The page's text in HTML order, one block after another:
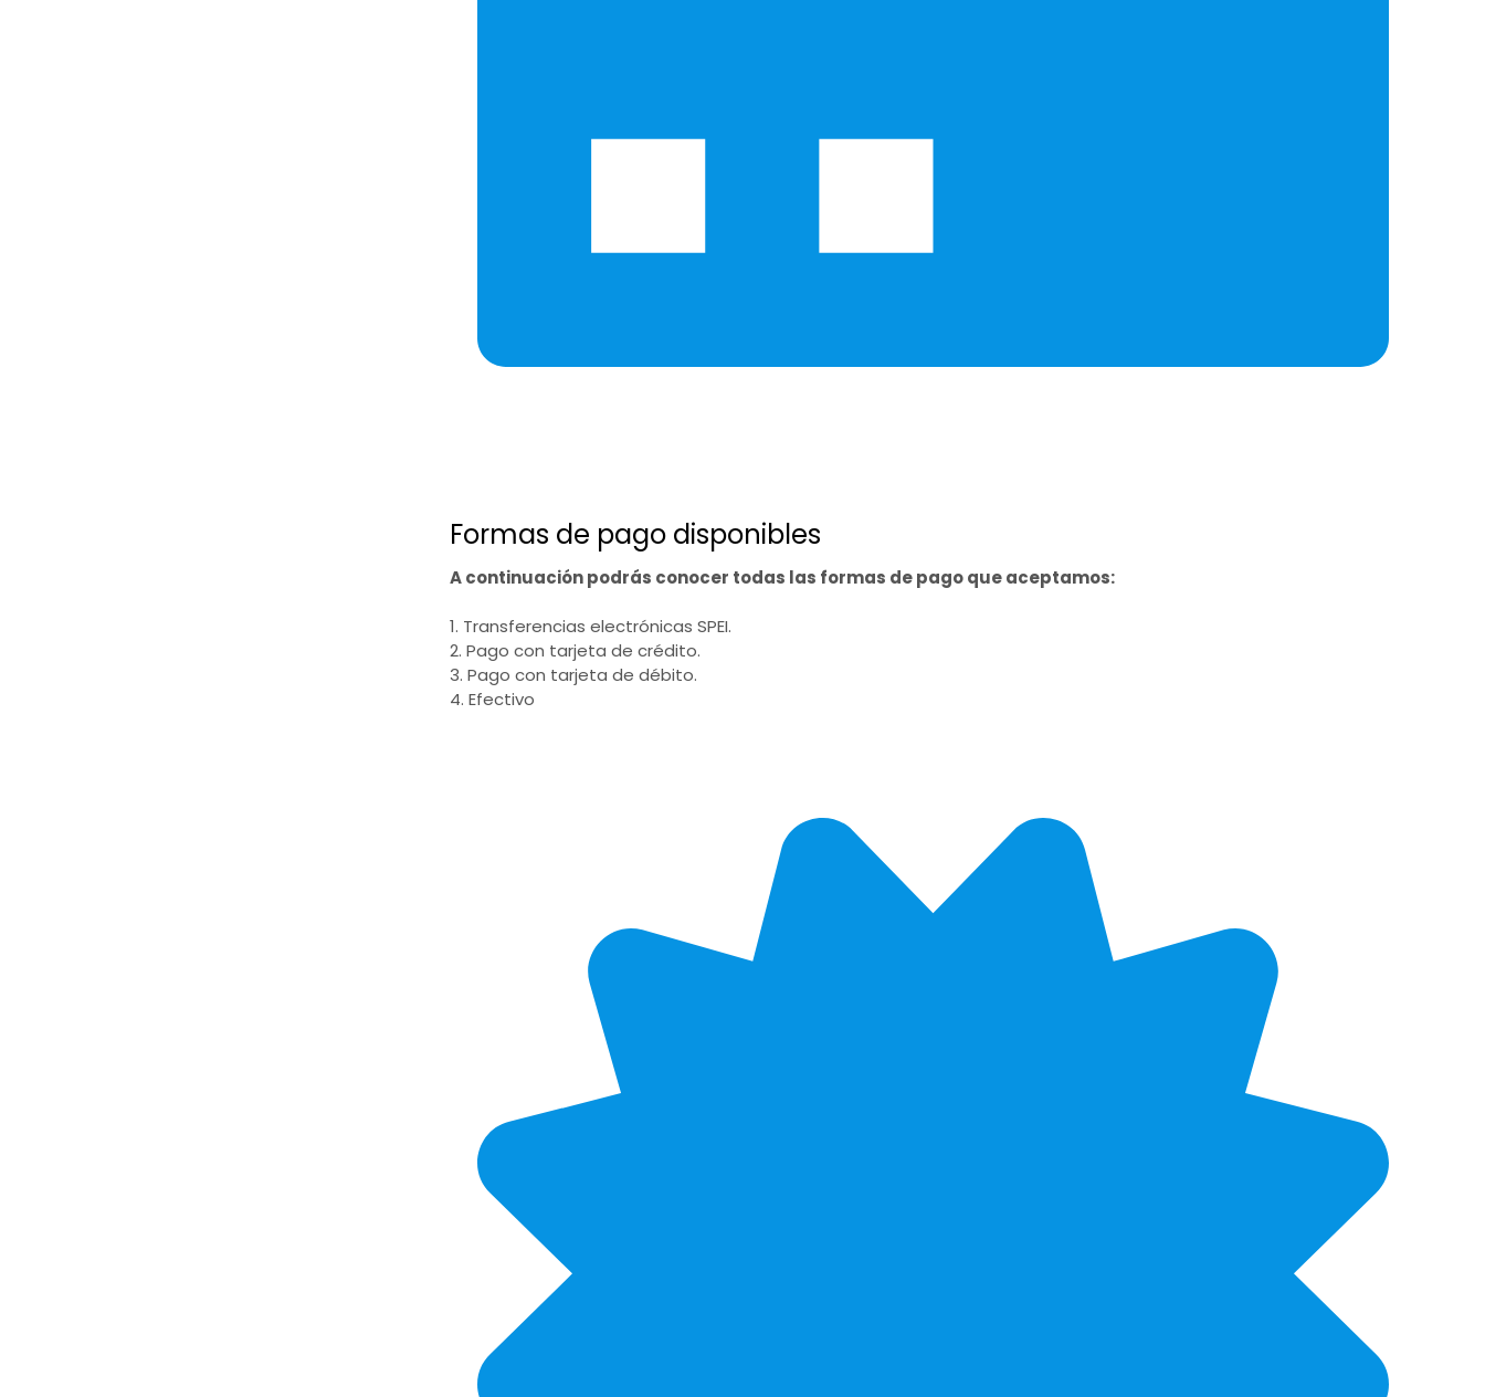
Formas de pago disponibles
A continuación podrás conocer todas las formas de pago que aceptamos:
1. Transferencias electrónicas SPEI.
2. Pago con tarjeta de crédito.
3. Pago con tarjeta de débito.
4. Efectivo